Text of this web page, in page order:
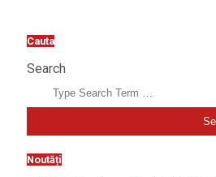
Cauta
Search
Noutăți